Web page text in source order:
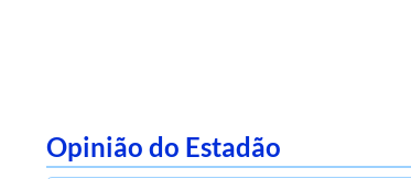
Opinião do Estadão